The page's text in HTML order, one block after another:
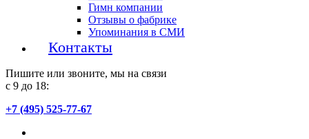
Гимн компании
Отзывы о фабрике
Упоминания в СМИ
Контакты
Пишите или звоните, мы на связи
с 9 до 18:
+7 (495) 525-77-67